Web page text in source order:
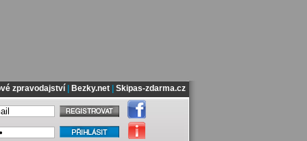
zpravodajství| Bezky.net| Skipas-zdarma.cz